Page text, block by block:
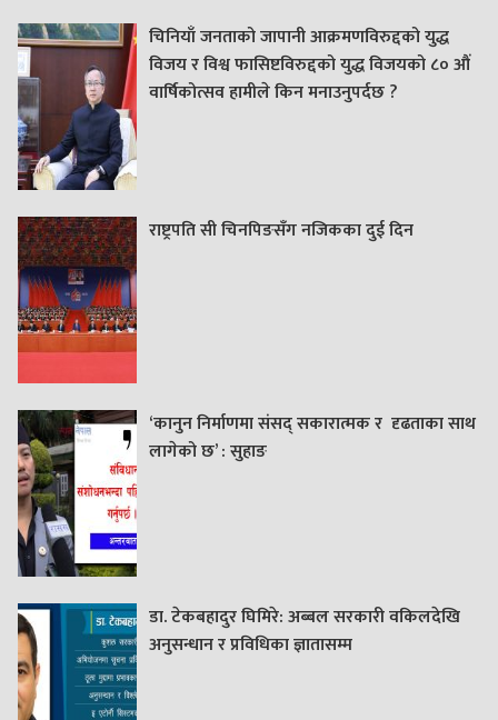
चिनियाँ जनताको जापानी आक्रमणविरुद्दको युद्ध
विजय र विश्व फासिष्टविरुद्दको युद्ध विजयको ८० औं
वार्षिकोत्सव हामीले किन मनाउनुपर्दछ ?
राष्ट्रपति सी चिनपिङसँग नजिकका दुई दिन
‘कानुन निर्माणमा संसद् सकारात्मक र दृढताका साथ
लागेको छ’ : सुहाङ
डा. टेकबहादुर घिमिरे: अब्बल सरकारी वकिलदेखि
अनुसन्धान र प्रविधिका ज्ञातासम्म